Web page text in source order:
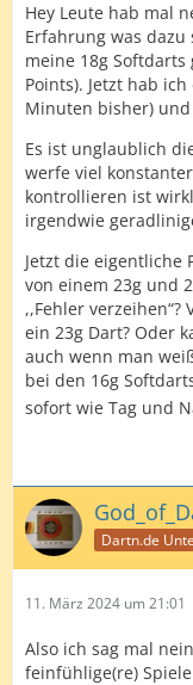
Hey Leute hab mal
Erfahrung was
meine 18g
Points). Jetzt hab
Minuten bisher)
Es ist unglaublich
werfe viel
kontrollieren ist
irgendwie
Jetzt die eigentliche
von einem 23g und
,,Fehler verzeihen“?
ein 23g Dart? Oder
auch wenn man
bei den 16g
sofort wie Tag und
Dartn.de
11. März 2024 um 21:01
Also ich sag mal
feinfühlige(re)